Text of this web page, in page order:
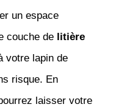
un espace
couche de litière
votre lapin de
risque. En
laisser votre